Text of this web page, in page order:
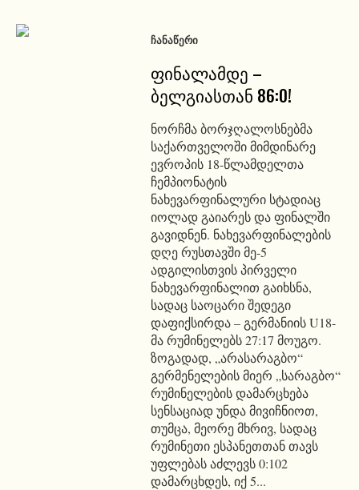
ᲩᲐᲜᲐᲬᲔᲠᲘ
ფინალამდე –
ბელგიასთან 86:0!
ნორჩმა ბორჯღალოსნებმა
საქართველოში მიმდინარე
ევროპის 18-წლამდელთა
ჩემპიონატის
ნახევარფინალური სტადიაც
იოლად გაიარეს და ფინალში
გავიდნენ. ნახევარფინალების
დღე რუსთავში მე-5
ადგილისთვის პირველი
ნახევარფინალით გაიხსნა,
სადაც საოცარი შედეგი
დაფიქსირდა – გერმანიის U18-
მა რუმინელებს 27:17 მოუგო.
ზოგადად, „არასარაგბო“
გერმენელების მიერ „სარაგბო“
რუმინელების დამარცხება
სენსაციად უნდა მივიჩნიოთ,
თუმცა, მეორე მხრივ, სადაც
რუმინეთი ესპანეთთან თავს
უფლებას აძლევს 0:102
დამარცხდეს, იქ 5...